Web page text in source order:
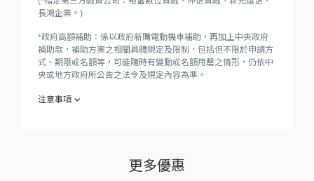
長鴻企業。)
*政府高額補助：係以政府新購電動機車補助，再加上中央政府
補助款，補助方案之相關具體規定及限制，包括但不限於申請方
式、期限或名額等，可能隨時有變動或名額用罄之情形，仍依中
央或地方政府所公告之法令及規定內容為準。
注意事項
2024 年 1 月 5 日起至 2024 年 2 月 18 日止（下稱「活動期
更多優惠